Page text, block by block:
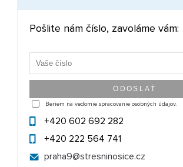
Pošlite nám číslo, zavoláme vám:
Beriem na vedomie spracovanie osobných údajov.
+420 602 692 282
+420 222 564 741
praha9@stresninosice.cz